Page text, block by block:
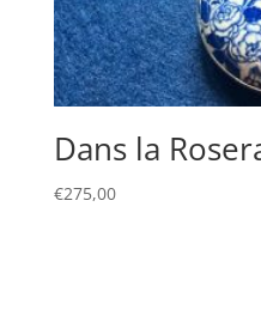
Dans la
€275,00